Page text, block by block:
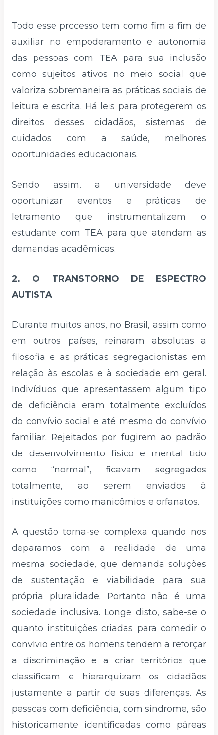
Todo esse processo tem como fim a fim de
auxiliar no empoderamento e autonomia
das pessoas com TEA para sua inclusão
como sujeitos ativos no meio social que
valoriza sobremaneira as práticas sociais de
leitura e escrita. Há leis para protegerem os
direitos desses cidadãos, sistemas de
cuidados com a saúde, melhores
oportunidades educacionais.
Sendo assim, a universidade deve
oportunizar eventos e práticas de
letramento que instrumentalizem o
estudante com TEA para que atendam as
demandas acadêmicas.
2. O TRANSTORNO DE ESPECTRO
AUTISTA
Durante muitos anos, no Brasil, assim como
em outros países, reinaram absolutas a
filosofia e as práticas segregacionistas em
relação às escolas e à sociedade em geral.
Indivíduos que apresentassem algum tipo
de deficiência eram totalmente excluídos
do convívio social e até mesmo do convívio
familiar. Rejeitados por fugirem ao padrão
de desenvolvimento físico e mental tido
como “normal”, ficavam segregados
totalmente, ao serem enviados à
instituições como manicômios e orfanatos.
A questão torna-se complexa quando nos
deparamos com a realidade de uma
mesma sociedade, que demanda soluções
de sustentação e viabilidade para sua
própria pluralidade. Portanto não é uma
sociedade inclusiva. Longe disto, sabe-se o
quanto instituições criadas para comedir o
convívio entre os homens tendem a reforçar
a discriminação e a criar territórios que
classificam e hierarquizam os cidadãos
justamente a partir de suas diferenças. As
pessoas com deficiência, com síndrome, são
historicamente identificadas como páreas